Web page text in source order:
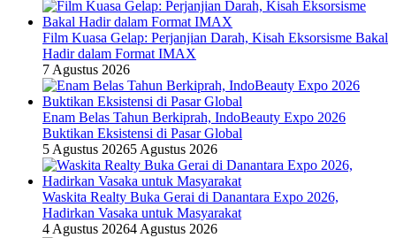
Film Kuasa Gelap: Perjanjian Darah, Kisah Eksorsisme Bakal
Hadir dalam Format IMAX
7 Agustus 2026
Enam Belas Tahun Berkiprah, IndoBeauty Expo 2026
Buktikan Eksistensi di Pasar Global
5 Agustus 20265 Agustus 2026
Waskita Realty Buka Gerai di Danantara Expo 2026,
Hadirkan Vasaka untuk Masyarakat
4 Agustus 20264 Agustus 2026